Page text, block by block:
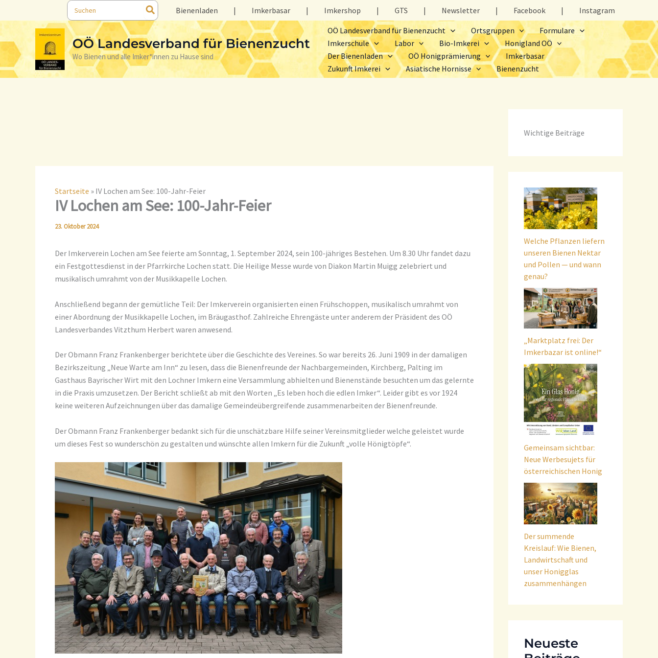
to
content
Search
for:
Bienenladen | Imkerbasar | Imkershop | GTS | Newsletter | Facebook | Instagram
OÖ Landesverband für Bienenzucht
Wo Bienen und alle Imker*innen zu Hause sind
OÖ Landesverband für Bienenzucht Ortsgruppen
Formulare
Imkerschule
Labor Bio-Imkerei
Honigland OÖ
Der Bienenladen
OÖ Honigprämierung
Imkerbasar
Zukunft Imkerei
Asiatische Hornisse Bienenzucht
Startseite » IV Lochen am See: 100-Jahr-Feier
IV Lochen am See: 100-Jahr-Feier
23. Oktober 2024
Der Imkerverein Lochen am See feierte am Sonntag, 1. September 2024, sein 100-jähriges Bestehen. Um 8.30 Uhr fandet dazu
ein Festgottesdienst in der Pfarrkirche Lochen statt. Die Heilige Messe wurde von Diakon Martin Muigg zelebriert und
musikalisch umrahmt von der Musikkapelle Lochen.
Anschließend begann der gemütliche Teil: Der Imkerverein organisierten einen Frühschoppen, musikalisch umrahmt von
einer Abordnung der Musikkapelle Lochen, im Bräugasthof. Zahlreiche Ehrengäste unter anderem der Präsident des OÖ
Landesverbandes Vitzthum Herbert waren anwesend.
Der Obmann Franz Frankenberger berichtete über die Geschichte des Vereines. So war bereits 26. Juni 1909 in der damaligen
Bezirkszeitung „Neue Warte am Inn“ zu lesen, dass die Bienenfreunde der Nachbargemeinden, Kirchberg, Palting im
Gasthaus Bayrischer Wirt mit den Lochner Imkern eine Versammlung abhielten und Bienenstände besuchten um das gelernte
in die Praxis umzusetzen. Der Bericht schließt ab mit den Worten „Es leben hoch die edlen Imker“. Leider gibt es vor 1924
keine weiteren Aufzeichnungen über das damalige Gemeindeübergreifende zusammenarbeiten der Bienenfreunde.
Der Obmann Franz Frankenberger bedankt sich für die unschätzbare Hilfe seiner Vereinsmitglieder welche geleistet wurde
um dieses Fest so wunderschön zu gestalten und wünschte allen Imkern für die Zukunft „volle Hönigtöpfe“.
Wichtige Beiträge
Welche Pflanzen liefern
unseren Bienen Nektar
und Pollen — und wann
genau?
„Marktplatz frei: Der
Imkerbazar ist online!“
Gemeinsam sichtbar:
Neue Werbesujets für
österreichischen Honig
Der summende
Kreislauf: Wie Bienen,
Landwirtschaft und
unser Honigglas
zusammenhängen
Neueste